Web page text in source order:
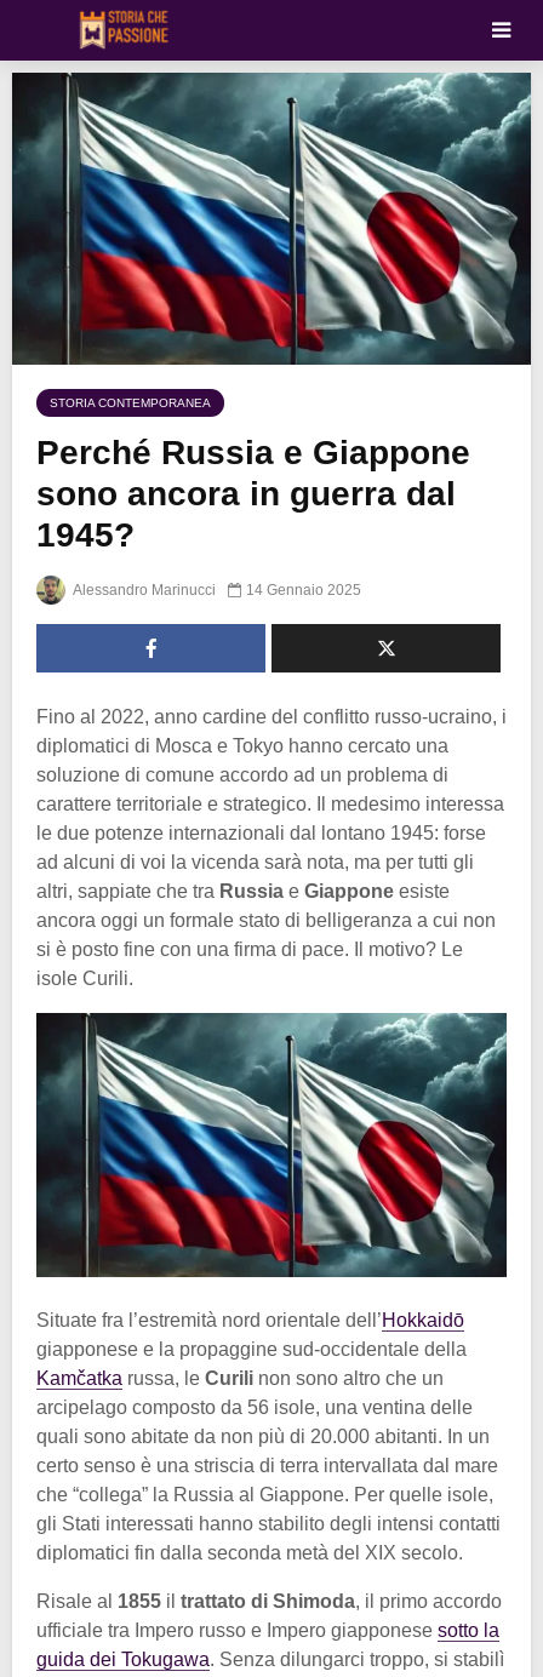
STORIA CONTEMPORANEA
Perché Russia e Giappone
sono ancora in guerra dal
1945?
Alessandro Marinucci 14 Gennaio 2025
Fino al 2022, anno cardine del conflitto russo-ucraino, i
diplomatici di Mosca e Tokyo hanno cercato una
soluzione di comune accordo ad un problema di
carattere territoriale e strategico. Il medesimo interessa
le due potenze internazionali dal lontano 1945: forse
ad alcuni di voi la vicenda sarà nota, ma per tutti gli
altri, sappiate che tra Russia e Giappone esiste
ancora oggi un formale stato di belligeranza a cui non
si è posto fine con una firma di pace. Il motivo? Le
isole Curili.
Situate fra l’estremità nord orientale dell’Hokkaidō
giapponese e la propaggine sud-occidentale della
Kamčatka russa, le Curili non sono altro che un
arcipelago composto da 56 isole, una ventina delle
quali sono abitate da non più di 20.000 abitanti. In un
certo senso è una striscia di terra intervallata dal mare
che “collega” la Russia al Giappone. Per quelle isole,
gli Stati interessati hanno stabilito degli intensi contatti
diplomatici fin dalla seconda metà del XIX secolo.
Risale al 1855 il trattato di Shimoda, il primo accordo
ufficiale tra Impero russo e Impero giapponese sotto la
guida dei Tokugawa. Senza dilungarci troppo, si stabilì